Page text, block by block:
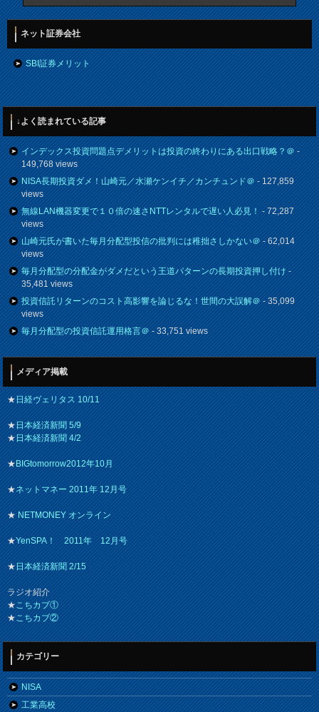
ネット証券会社
SBI証券メリット
↓よく読まれている記事
インデックス投資問題点デメリットは投資の終わりにある出口戦略？＠-
149,768 views
NISA長期投資ダメ！山崎元／水瀬ケンイチ／カンチュンド＠- 127,859
views
無線LAN機器変更で１０倍の速さNTTレンタルで遅い人必見！- 72,287
views
山崎元氏が書いた毎月分配型投信の批判には稚拙さしかない＠- 62,014
views
毎月分配型の分配金がダメだという王道パターンの長期投資押し付け-
35,481 views
投資信託リターンのコスト高影響を論じるな！世間の大誤解＠- 35,099
views
毎月分配型の投資信託運用格言＠- 33,751 views
メディア掲載
★日経ヴェリタス 10/11
★日本経済新聞 5/9
★日本経済新聞 4/2
★BIGtomorrow2012年10月
★ネットマネー 2011年 12月号
★NETMONEY オンライン
★YenSPA！ 2011年 12月号
★日本経済新聞 2/15
ラジオ紹介
★こちカブ①
★こちカブ②
カテゴリー
NISA
工業高校